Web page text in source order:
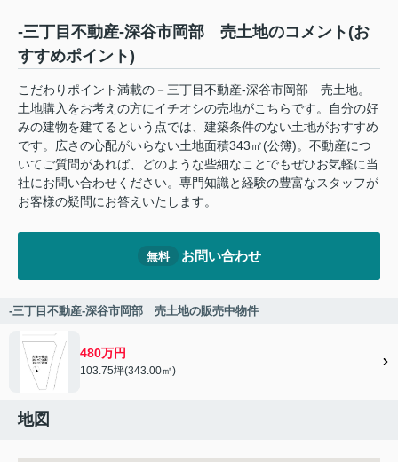
-三丁目不動産-深谷市岡部 売土地のコメント(お
すすめポイント)
こだわりポイント満載の－三丁目不動産-深谷市岡部 売土地。
土地購入をお考えの方にイチオシの売地がこちらです。自分の好
みの建物を建てるという点では、建築条件のない土地がおすすめ
です。広さの心配がいらない土地面積343㎡(公簿)。不動産につ
いてご質問があれば、どのような些細なことでもぜひお気軽に当
社にお問い合わせください。専門知識と経験の豊富なスタッフが
お客様の疑問にお答えいたします。
無料 お問い合わせ
-三丁目不動産-深谷市岡部 売土地の販売中物件
480万円
103.75坪(343.00㎡)
地図